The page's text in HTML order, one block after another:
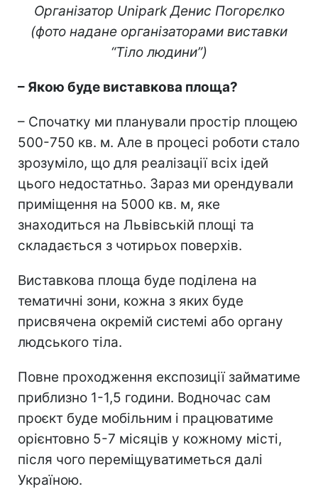
Організатор Unipark Денис Погорєлко
(фото надане організаторами виставки
“Тіло людини”)
– Якою буде виставкова площа?
– Спочатку ми планували простір площею
500-750 кв. м. Але в процесі роботи стало
зрозуміло, що для реалізації всіх ідей
цього недостатньо. Зараз ми орендували
приміщення на 5000 кв. м, яке
знаходиться на Львівській площі та
складається з чотирьох поверхів.
Виставкова площа буде поділена на
тематичні зони, кожна з яких буде
присвячена окремій системі або органу
людського тіла.
Повне проходження експозиції займатиме
приблизно 1-1,5 години. Водночас сам
проєкт буде мобільним і працюватиме
орієнтовно 5-7 місяців у кожному місті,
після чого переміщуватиметься далі
Україною.